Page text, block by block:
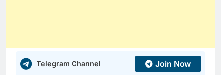
Telegram Channel Join Now